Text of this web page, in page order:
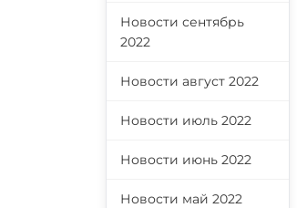
Новости сентябрь
2022
Новости август 2022
Новости июль 2022
Новости июнь 2022
Новости май 2022